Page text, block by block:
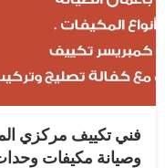
وصيانة مكيفات